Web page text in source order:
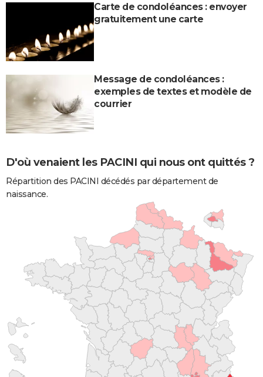
Carte de condoléances : envoyer
gratuitement une carte
Message de condoléances :
exemples de textes et modèle de
courrier
D'où venaient les PACINI qui nous ont quittés ?
Répartition des PACINI décédés par département de
naissance.